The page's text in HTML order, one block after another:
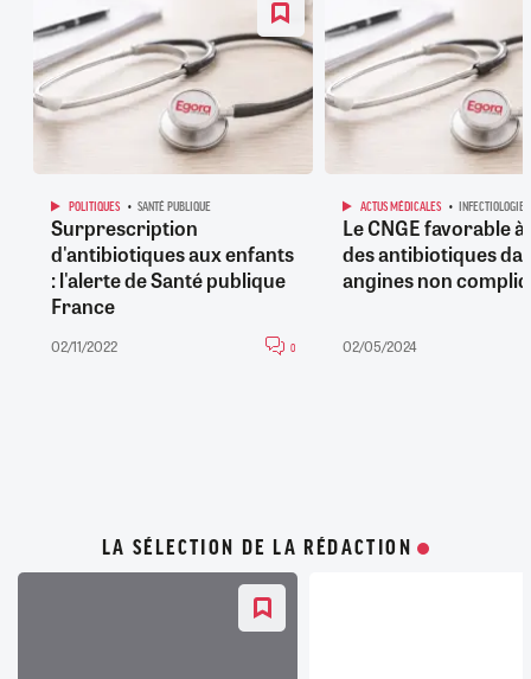
POLITIQUES SANTÉ PUBLIQUE
Surprescription
d'antibiotiques aux enfants
: l'alerte de Santé publique
France
02/11/2022 0
ACTUS MÉDICALES INFECTIOLOGIE
Le CNGE favorable à
des antibiotiques
angines non
02/05/2024
LA SÉLECTION DE LA RÉDACTION